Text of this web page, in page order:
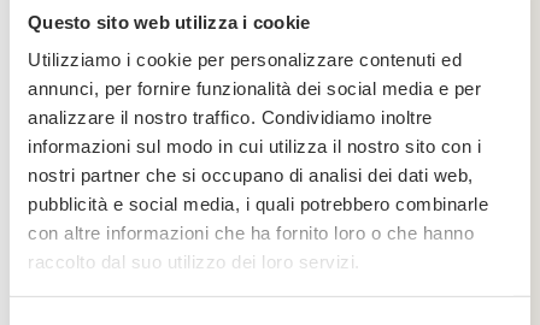
Questo sito web utilizza i cookie
Utilizziamo i cookie per personalizzare contenuti ed
annunci, per fornire funzionalità dei social media e per
analizzare il nostro traffico. Condividiamo inoltre
informazioni sul modo in cui utilizza il nostro sito con i
nostri partner che si occupano di analisi dei dati web,
pubblicità e social media, i quali potrebbero combinarle
con altre informazioni che ha fornito loro o che hanno
raccolto dal suo utilizzo dei loro servizi.
Valutazione e recensioni
OPINIONI CERTIFICATE
4.94/5
(16recensioni)
(15)
Ricevi uno sconto del 10% sul
tuo prossimo ordine
Iscriviti subito alla nostra newsletter
La tua email
Iscrivimi